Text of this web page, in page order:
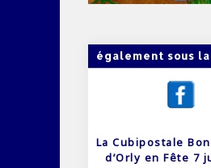
également sous
La Cubipostale
d’Orly en Fête 7